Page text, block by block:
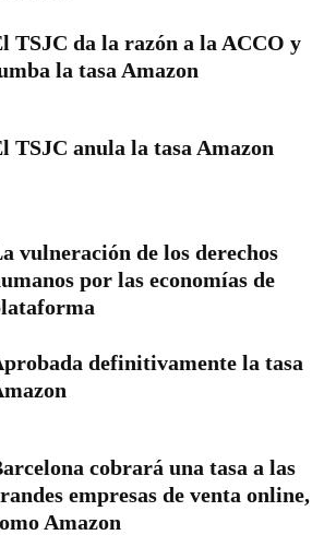
TSJC da la razón a la ACCO y
la tasa Amazon
TSJC anula la tasa Amazon
vulneración de los derechos
por las economías de
definitivamente la tasa
cobrará una tasa a las
empresas de venta online,
Amazon